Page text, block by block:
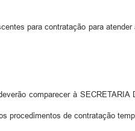
para contratação para
comparecer à
procedimentos de contratação